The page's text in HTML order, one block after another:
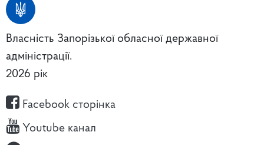
Власність Запорізької обласної державної
адміністрації.
2026 рік
Facebook сторінка
Youtube канал